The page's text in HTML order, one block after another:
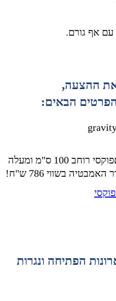
אף גורם.
את ההצעה,
הבאים:
מזמינים 2 ארונות אמבטיה אפוקסי רוחב 100 ס"מ ומעלה
ארונות הפתיחה ונגרות